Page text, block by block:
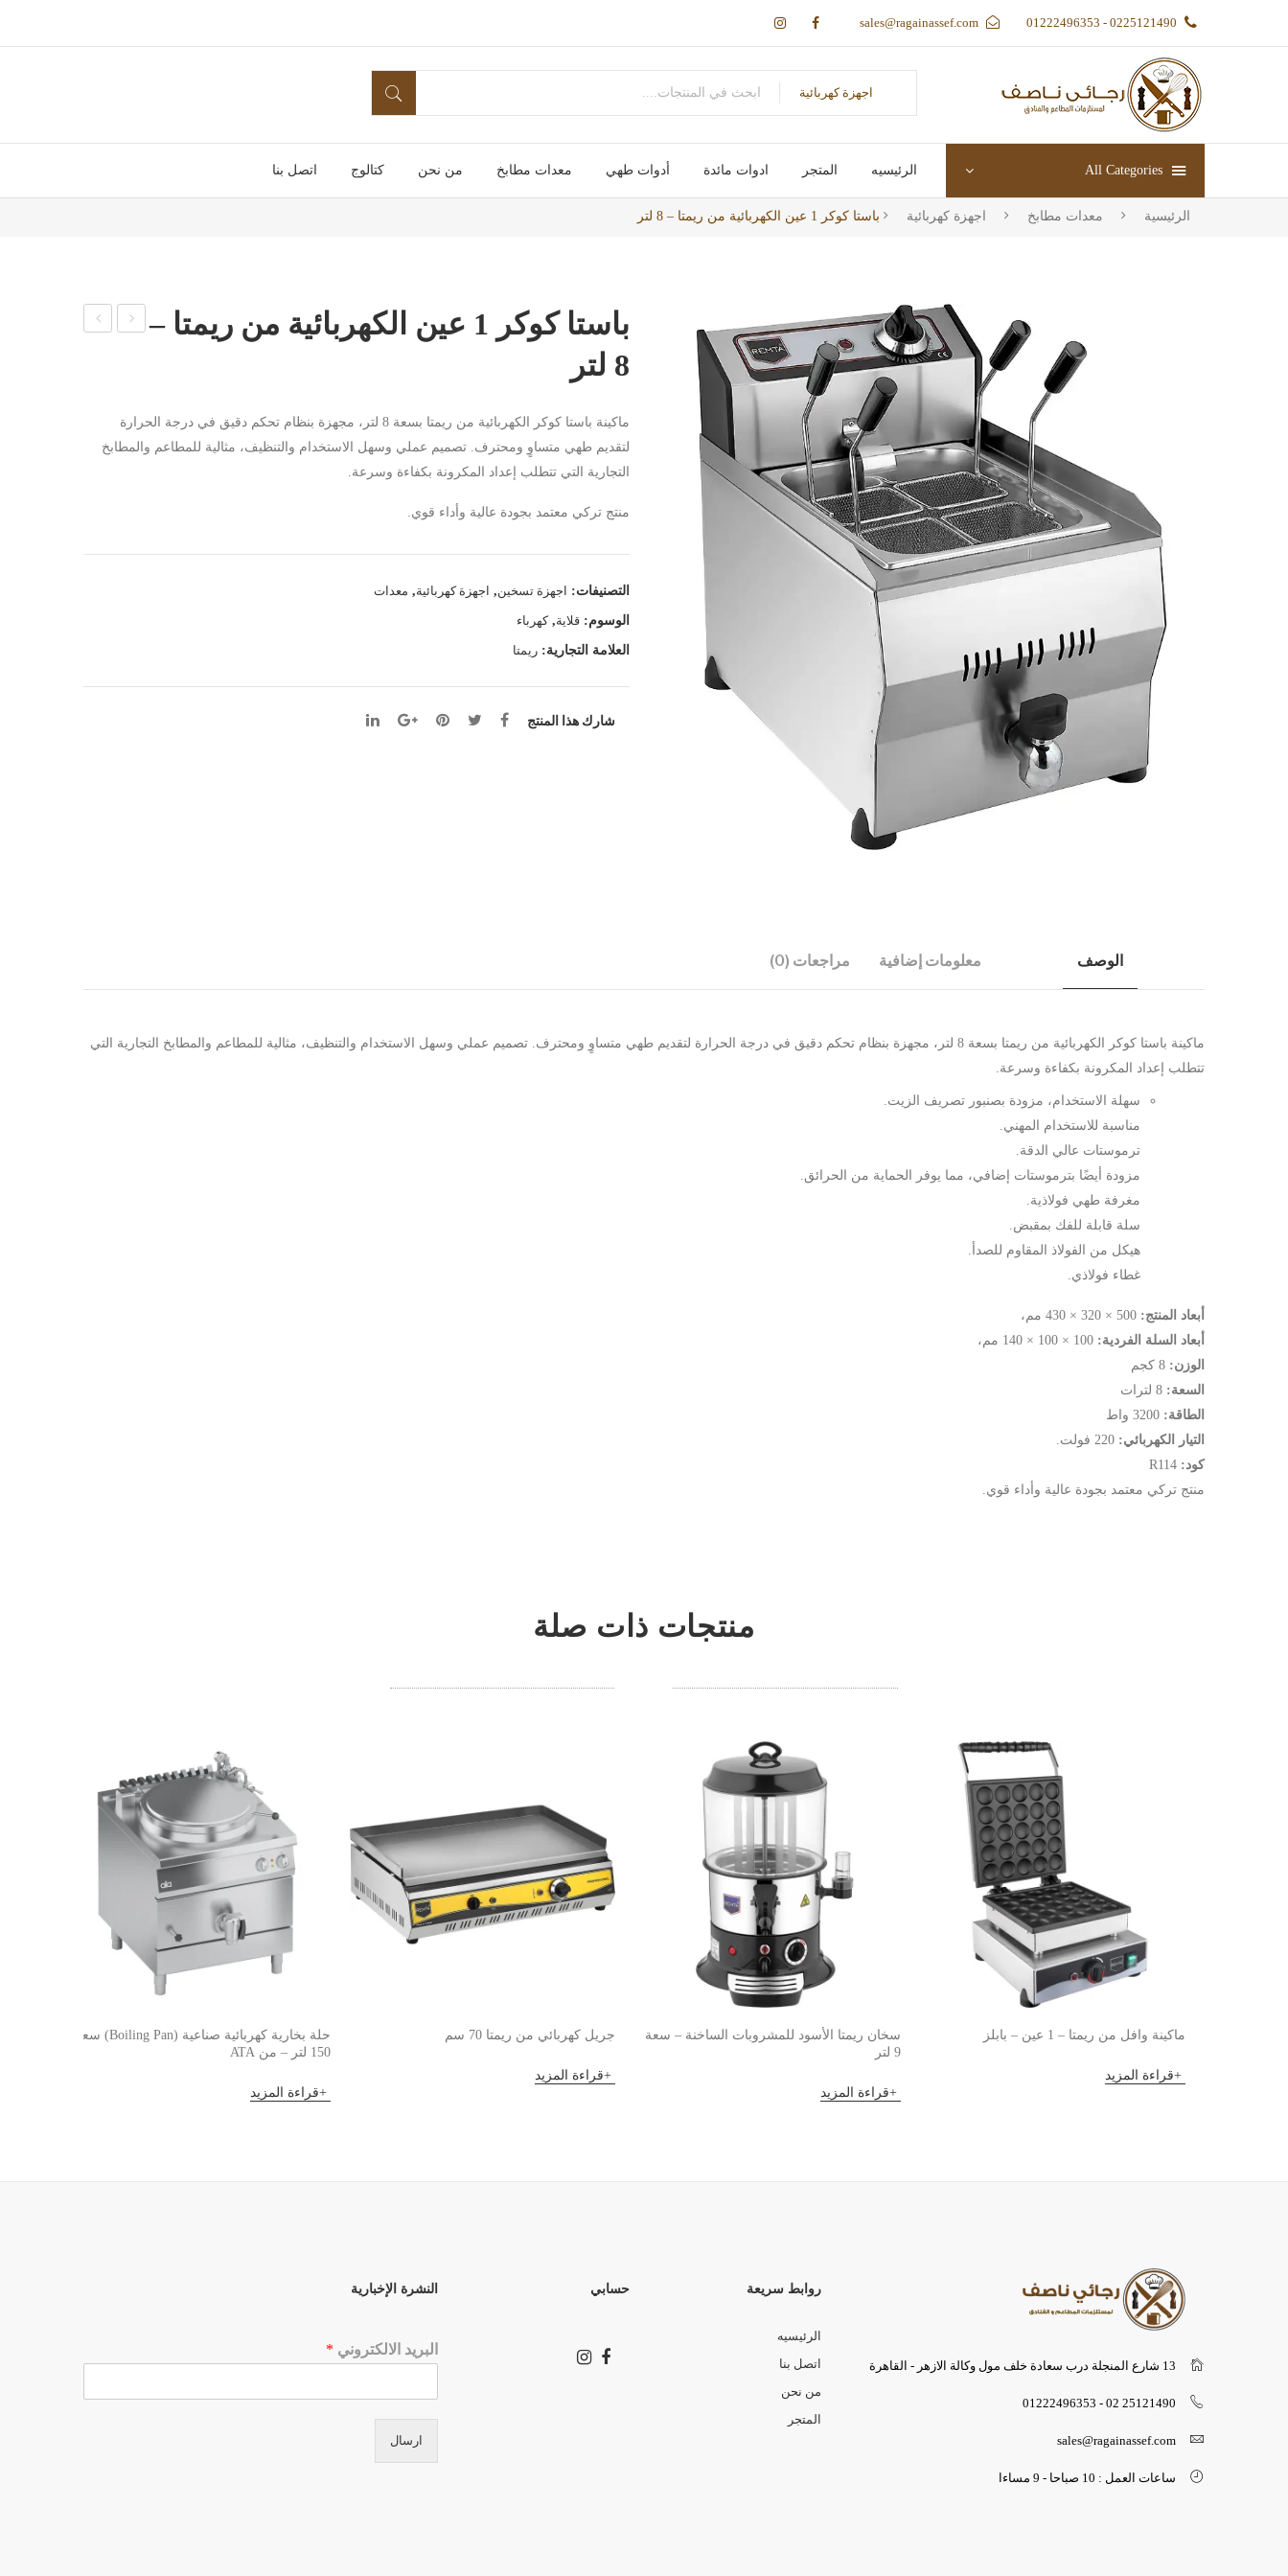
0225121490 - 01222496353
sales@ragainassef.com
اجهزة كهربائية
الرئيسيه المتجر ادوات مائدة أدوات طهي معدات مطابخ من نحن كتالوج اتصل بنا All Categories
الرئيسية معدات مطابخ اجهزة كهربائية باستا كوكر 1 عين الكهربائية من ريمتا – 8 لتر
ربائي
ا –
رما
5
من
باستا كوكر 1 عين الكهربائية من ريمتا –
8 لتر
ماكينة باستا كوكر الكهربائية من ريمتا بسعة 8 لتر، مجهزة بنظام تحكم دقيق في درجة الحرارة
لتقديم طهي متساوٍ ومحترف. تصميم عملي وسهل الاستخدام والتنظيف، مثالية للمطاعم والمطابخ
التجارية التي تتطلب إعداد المكرونة بكفاءة وسرعة.
منتج تركي معتمد بجودة عالية وأداء قوي.
التصنيفات: اجهزة تسخين, اجهزة كهربائية, معدات
الوسوم: قلاية,كهرباء
العلامة التجارية: ريمتا
شارك هذا المنتج
الوصف معلومات إضافية مراجعات (0)
ماكينة باستا كوكر الكهربائية من ريمتا بسعة 8 لتر، مجهزة بنظام تحكم دقيق في درجة الحرارة لتقديم طهي متساوٍ ومحترف. تصميم عملي وسهل الاستخدام والتنظيف، مثالية للمطاعم والمطابخ التجارية التي
تتطلب إعداد المكرونة بكفاءة وسرعة.
سهلة الاستخدام، مزودة بصنبور تصريف الزيت.
مناسبة للاستخدام المهني.
ترموستات عالي الدقة.
مزودة أيضًا بترموستات إضافي، مما يوفر الحماية من الحرائق.
مغرفة طهي فولاذية.
سلة قابلة للفك بمقبض.
هيكل من الفولاذ المقاوم للصدأ.
غطاء فولاذي.
أبعاد المنتج:
أبعاد السلة الفردية:
الوزن:
السعة:
الطاقة:
التيار الكهربائي:
كود:
منتج تركي معتمد بجودة عالية وأداء قوي.
منتجات ذات صلة
حلة بخارية كهربائية صناعية (Boiling Pan) سعة
150 لتر – من ATA
قراءة المزيد
جريل كهربائي من ريمتا 70 سم
قراءة المزيد
سخان ريمتا الأسود للمشروبات الساخنة – سعة
9 لتر
قراءة المزيد
ماكينة وافل من ريمتا – 1 عين – بابلز
قراءة المزيد
النشرة الإخبارية
البريد الالكتروني *
ارسال
حسابي روابط سريعة
الرئيسيه
اتصل بنا
من نحن
المتجر
13 شارع المنجلة درب سعادة خلف مول وكالة الازهر - القاهرة
25121490 02 - 01222496353
sales@ragainassef.com
ساعات العمل : 10 صباحا - 9 مساءا